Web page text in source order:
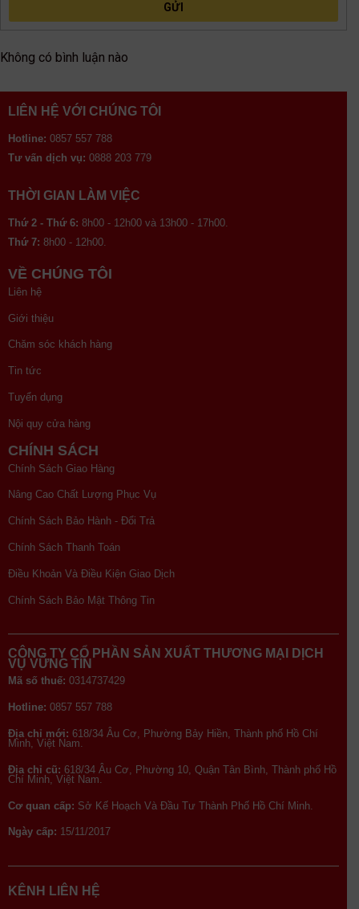
GỬI
Không có bình luận nào
LIÊN HỆ VỚI CHÚNG TÔI
Hotline: 0857 557 788
Tư vấn dịch vụ: 0888 203 779
THỜI GIAN LÀM VIỆC
Thứ 2 - Thứ 6: 8h00 - 12h00 và 13h00 - 17h00.
Thứ 7: 8h00 - 12h00.
VỀ CHÚNG TÔI
Liên hệ
Giới thiệu
Chăm sóc khách hàng
Tin tức
Tuyển dụng
Nội quy cửa hàng
CHÍNH SÁCH
Chính Sách Giao Hàng
Nâng Cao Chất Lượng Phục Vụ
Chính Sách Bảo Hành - Đổi Trả
Chính Sách Thanh Toán
Điều Khoản Và Điều Kiện Giao Dịch
Chính Sách Bảo Mật Thông Tin
CÔNG TY CỔ PHẦN SẢN XUẤT THƯƠNG MẠI DỊCH
VỤ VỮNG TÍN
Mã số thuế: 0314737429
Hotline: 0857 557 788
Địa chỉ mới: 618/34 Âu Cơ, Phường Bảy Hiền, Thành phố Hồ Chí
Minh, Việt Nam.
Địa chỉ cũ: 618/34 Âu Cơ, Phường 10, Quận Tân Bình, Thành phố Hồ
Chí Minh, Việt Nam.
Cơ quan cấp: Sở Kế Hoạch Và Đầu Tư Thành Phố Hồ Chí Minh.
Ngày cấp: 15/11/2017
KÊNH LIÊN HỆ